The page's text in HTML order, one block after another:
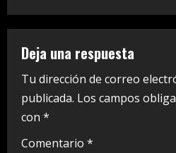
n
u
e
R
e
Deja una respuesta
Tu dirección de correo
publicada. Los campos
con *
Comentario *